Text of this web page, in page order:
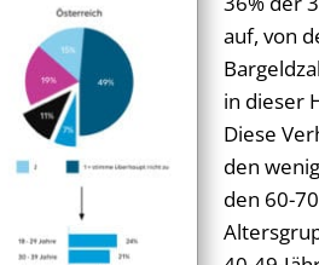
auf, von
in dieser
Diese
den
den 60-